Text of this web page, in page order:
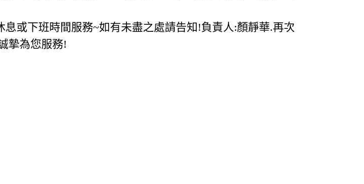
或下班時間服務~如有未盡之處請告知!負責人:顏靜華.再次
摯為您服務!